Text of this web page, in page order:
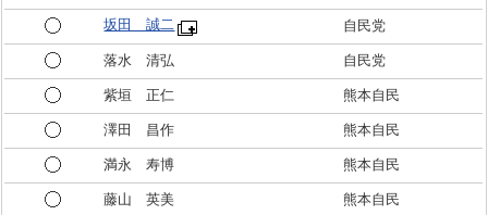
坂田 誠二 自民党
落水 清弘 自民党
紫垣 正仁 熊本自民
澤田 昌作 熊本自民
満永 寿博 熊本自民
藤山 英美 熊本自民